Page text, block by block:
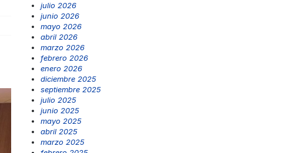
julio 2026
junio 2026
mayo 2026
abril 2026
marzo 2026
febrero 2026
enero 2026
diciembre 2025
septiembre 2025
julio 2025
junio 2025
mayo 2025
abril 2025
marzo 2025